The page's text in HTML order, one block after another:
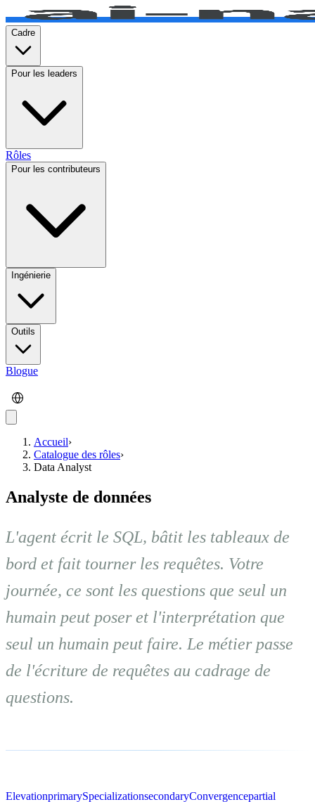
Cadre
Pour les leaders
Rôles
Pour les contributeurs
Ingénierie
Outils
Blogue
Accueil›
Catalogue des rôles›
Data Analyst
Analyste de données
L'agent écrit le SQL, bâtit les tableaux de
bord et fait tourner les requêtes. Votre
journée, ce sont les questions que seul un
humain peut poser et l'interprétation que
seul un humain peut faire. Le métier passe
de l'écriture de requêtes au cadrage de
questions.
ElevationprimarySpecializationsecondaryConvergencepartial